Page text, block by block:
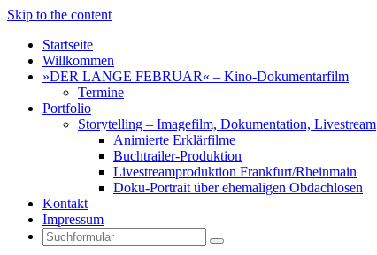
Skip to the content
Startseite
Willkommen
»DER LANGE FEBRUAR« – Kino-Dokumentarfilm
Termine
Portfolio
Storytelling – Imagefilm, Dokumentation, Livestream
Animierte Erklärfilme
Buchtrailer-Produktion
Livestreamproduktion Frankfurt/Rheinmain
Doku-Portrait über ehemaligen Obdachlosen
Kontakt
Impressum
Search